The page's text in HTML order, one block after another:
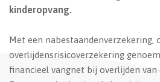
kinderopvang.
Met een nabestaandenverzekering,
overlijdensrisicoverzekering
financieel vangnet bij overlijden van